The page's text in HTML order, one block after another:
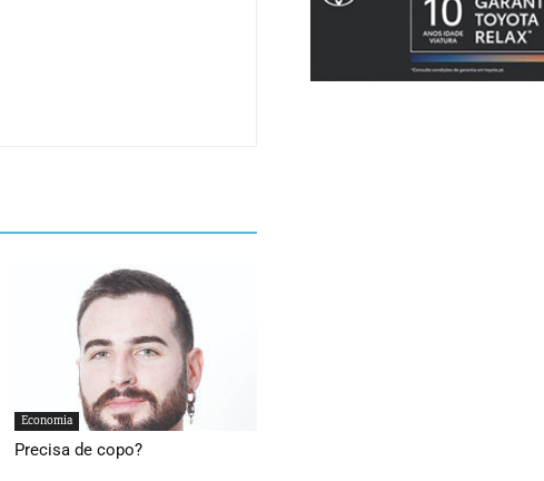
Economia
Precisa de copo?